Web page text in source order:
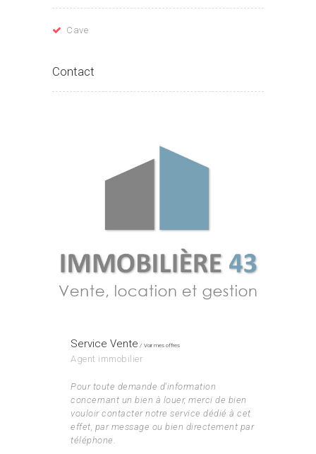
Cave
Contact
Service Vente Voir mes offres
Agent immobilier
Pour toute demande d'information
concernant un bien à louer, merci de bien
vouloir contacter notre service dédié à cet
effet, par message ou bien directement par
téléphone.